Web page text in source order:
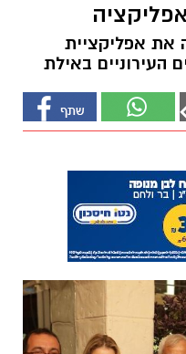
את אפליקציית
העירוניים באילת